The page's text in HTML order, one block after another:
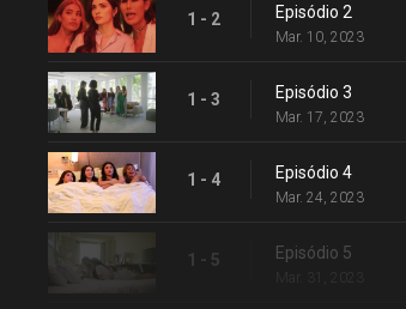
1 - 2 Episódio 2
Mar. 10, 2023
1 - 3 Episódio 3
Mar. 17, 2023
1 - 4 Episódio 4
Mar. 24, 2023
1 - 5 Episódio 5